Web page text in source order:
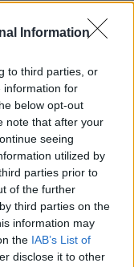
Information
to third parties, or
information for
below opt-out
note that after your
seeing
utilized by
parties prior to
of the further
third parties on the
information may
the IAB’s List of
disclose it to other
2019